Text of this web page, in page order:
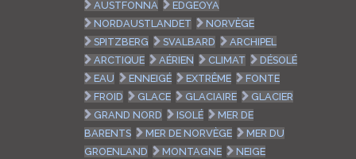
AUSTFONNA
EDGEOYA
NORDAUSTLANDET
NORVÈGE
SPITZBERG
SVALBARD
ARCHIPEL
ARCTIQUE
AÉRIEN CLIMAT
DÉSOLÉ
EAU
ENNEIGÉ EXTRÊME
FONTE
FROID
GLACE GLACIAIRE
GLACIER
GRAND NORD
ISOLÉ
MER DE
BARENTS
MER DE NORVÈGE
MER DU
GROENLAND
MONTAGNE
NEIGE